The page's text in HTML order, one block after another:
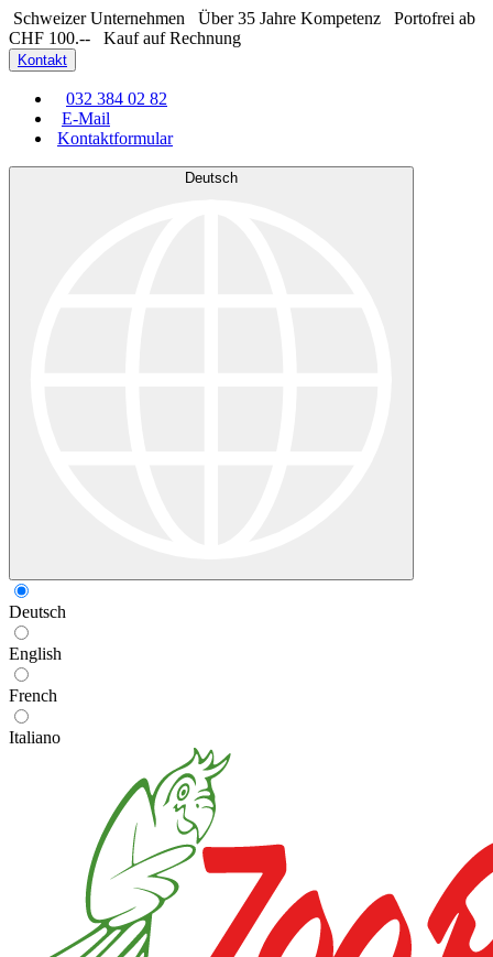
Schweizer Unternehmen Über 35 Jahre Kompetenz
Portofrei ab
CHF 100.--
Kauf auf Rechnung
Kontakt
032 384 02 82
E-Mail
Kontaktformular
Deutsch
Deutsch
English
French
Italiano